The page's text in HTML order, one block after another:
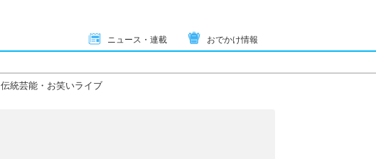
ニュース・連載 おでかけ情報
伝統芸能・お笑いライブ